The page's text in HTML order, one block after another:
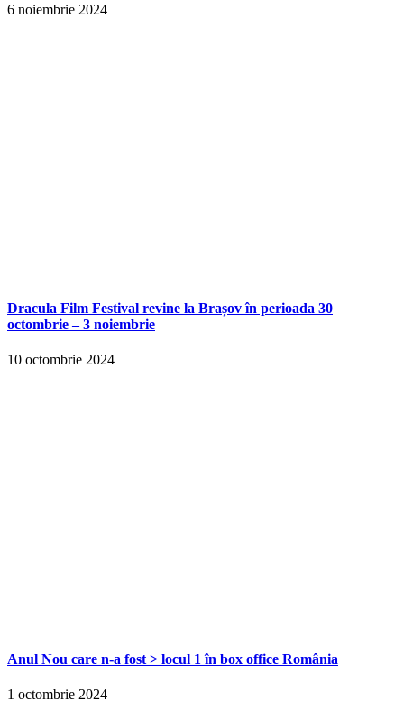
6 noiembrie 2024
Dracula Film Festival revine la Brașov în perioada 30
octombrie – 3 noiembrie
10 octombrie 2024
Anul Nou care n-a fost > locul 1 în box office România
1 octombrie 2024